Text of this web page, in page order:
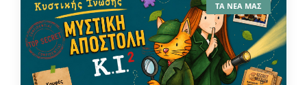
ΤΑ ΝΕΑ ΜΑΣ